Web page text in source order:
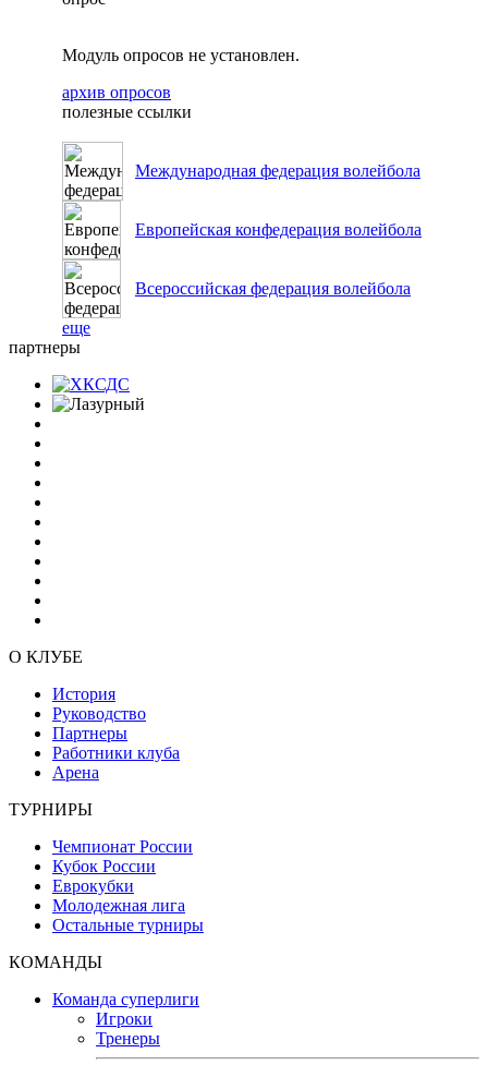
Модуль опросов не установлен.
архив опросов
полезные ссылки
Международная федерация волейбола
Европейская конфедерация волейбола
Всероссийская федерация волейбола
еще
партнеры
О КЛУБЕ
История
Руководство
Партнеры
Работники клуба
Арена
ТУРНИРЫ
Чемпионат России
Кубок России
Еврокубки
Молодежная лига
Остальные турниры
КОМАНДЫ
Команда суперлиги
Игроки
Тренеры